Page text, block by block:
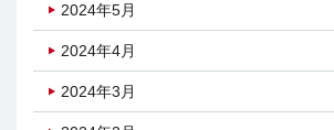
2024年5月
2024年4月
2024年3月